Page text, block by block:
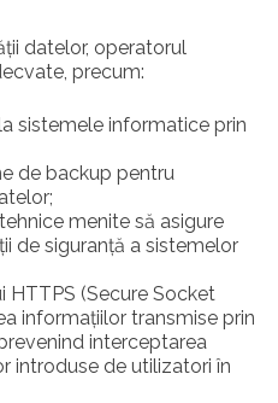
datelor, operatorul
precum:
sistemele informatice prin
de backup pentru
menite să asigure
de siguranță a sistemelor
(Secure Socket
informațiilor transmise prin
interceptarea
introduse de utilizatori în